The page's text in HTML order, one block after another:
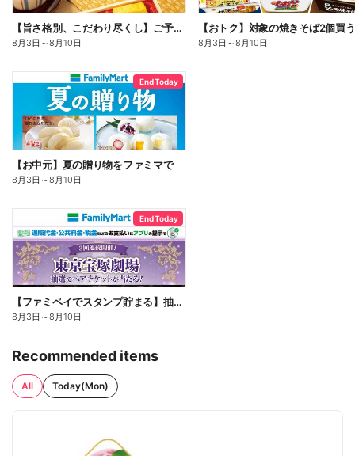
【旨さ格別、こだわり尽くし】ご予約弁当
8月3日 ～8月10日 8月3日 ～8月10日
End Today
【お中元】夏の贈り物をファミマで
8月3日 ～8月10日
End Today
【ファミペイでスタンプ貯まる】抽選でペアチケットが当たる!
8月3日 ～8月10日
Recommended items
All Today(Mon)